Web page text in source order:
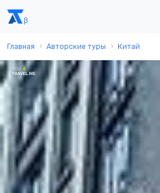
Главная Авторские туры Китай